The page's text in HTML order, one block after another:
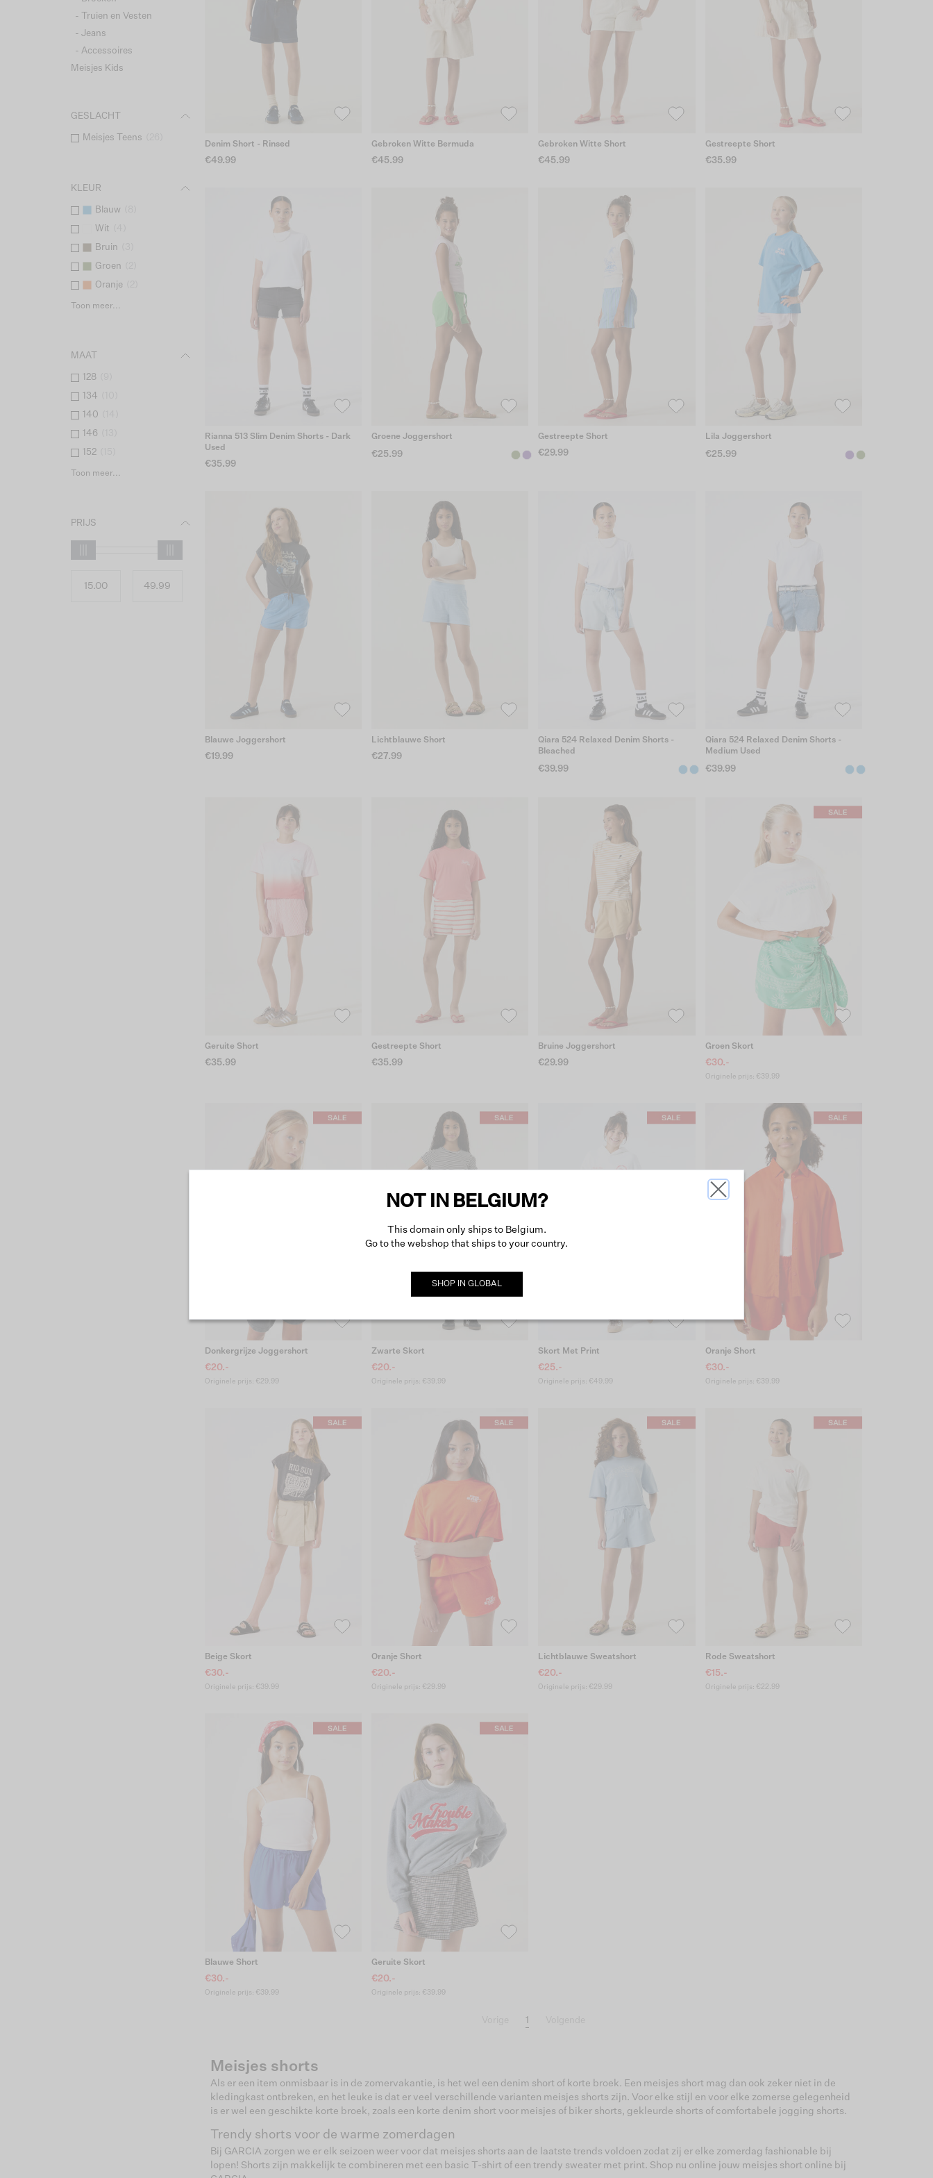
- Truien en Vesten
- Jeans
- Accessoires
Meisjes Kids
GESLACHT
Meisjes Teens
KLEUR
Blauw
Wit
Bruin
Groen
Oranje
Toon meer...
MAAT
128
134
140
146
152
Toon meer...
PRIJS
Denim Short - Rinsed
€49.99
Gebroken Witte Bermuda
€45.99
Gebroken Witte Short
€45.99
Gestreepte Short
€35.99
Rianna 513 Slim Denim Shorts - Dark
Used
€35.99
Groene Joggershort
€25.99
Gestreepte Short
€29.99
Lila Joggershort
€25.99
Blauwe Joggershort
€19.99
Lichtblauwe Short
€27.99
Qiara 524 Relaxed Denim Shorts -
Bleached
€39.99
Qiara 524 Relaxed Denim Shorts -
Medium Used
€39.99
Geruite Short
€35.99
Gestreepte Short
€35.99
Bruine Joggershort
€29.99
Groen Skort
€30.-
Originele prijs: €39.99
Donkergrijze Joggershort
€20.-
Originele prijs: €29.99
Zwarte Skort
€20.-
Originele prijs: €39.99
Skort Met Print
€25.-
Originele prijs: €49.99
Oranje Short
€30.-
Originele prijs: €39.99
Beige Skort
€30.-
Originele prijs: €39.99
Oranje Short
€20.-
Originele prijs: €29.99
Lichtblauwe Sweatshort
€20.-
Originele prijs: €29.99
Rode Sweatshort
€15.-
Originele prijs: €22.99
Blauwe Short
€30.-
Originele prijs: €39.99
Geruite Skort
€20.-
Originele prijs: €39.99
1
Meisjes shorts
Als er een item onmisbaar is in de zomervakantie, is het wel een denim short of korte broek. Een meisjes short mag dan ook zeker niet in de
kledingkast ontbreken, en het leuke is dat er veel verschillende varianten meisjes shorts zijn. Voor elke stijl en voor elke zomerse gelegenheid
is er wel een geschikte korte broek, zoals een korte denim short voor meisjes of biker shorts, gekleurde shorts of comfortabele jogging shorts.
Trendy shorts voor de warme zomerdagen
Bij GARCIA zorgen we er elk seizoen weer voor dat meisjes shorts aan de laatste trends voldoen zodat zij er elke zomerdag fashionable bij
lopen! Shorts zijn makkelijk te combineren met een basic T-shirt of een trendy sweater met print. Shop nu online jouw meisjes short online bij
NOT IN BELGIUM?
This domain only ships to Belgium.
Go to the webshop that ships to your country.
SHOP IN GLOBAL